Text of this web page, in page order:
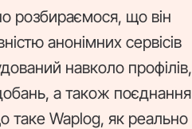
розбираємося, що він
анонімних сервісів
навколо профілів,
а також поєднання
таке Waplog, як реально